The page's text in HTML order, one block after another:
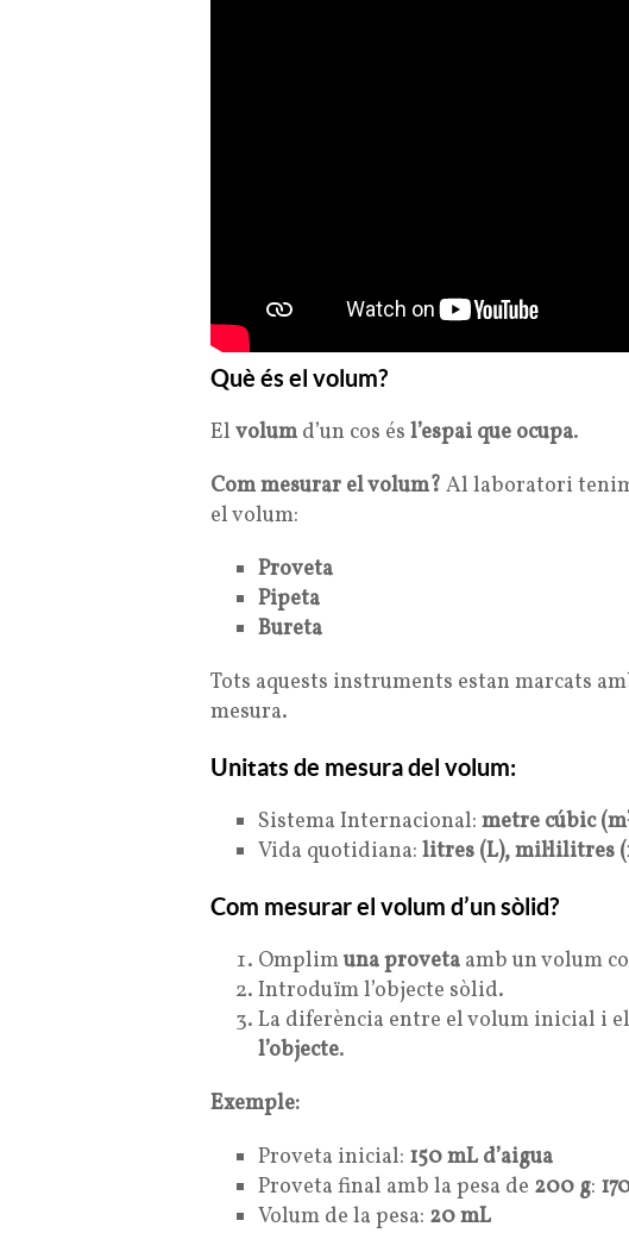
Què és el volum?
El volum d’un cos és l’espai que ocupa.
Com mesurar el volum? Al laboratori
el volum:
Proveta
Pipeta
Bureta
Tots aquests instruments estan marcats
mesura.
Unitats de mesura del volum:
Sistema Internacional: metre cúbic
Vida quotidiana: litres (L), mil·lilitres
Com mesurar el volum d’un sòlid?
Omplimuna proveta amb un volum
Introduïm l’objecte sòlid.
La diferència entre el volum inicial i
l’objecte.
Exemple:
Proveta inicial: 150 mL d’aigua
Proveta final amb la pesa de 200 g:
Volum de la pesa: 20 mL